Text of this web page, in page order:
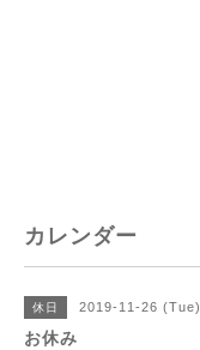
カレンダー
休日 2019-11-26 (Tue)
お休み